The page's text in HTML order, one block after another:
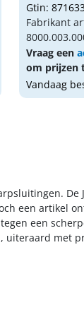
Gtin:
Fabrikant
Vraag een
om prijzen
Vandaag
De
een artikel
een
uiteraard met